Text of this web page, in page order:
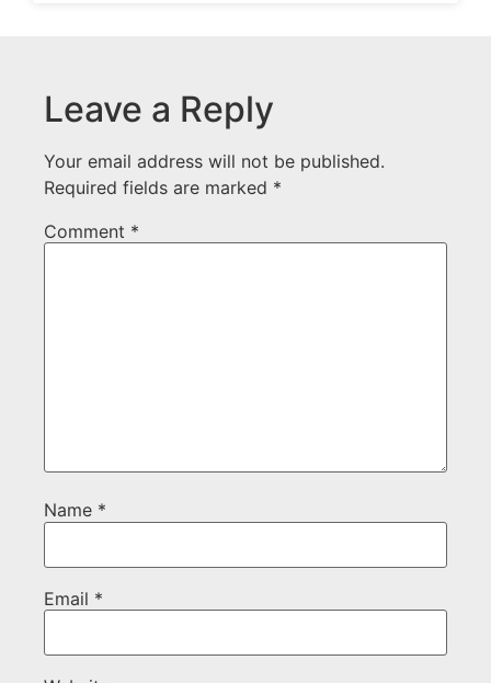
Leave a Reply
Your email address will not be published.
Required fields are marked *
Comment *
Name *
Email *